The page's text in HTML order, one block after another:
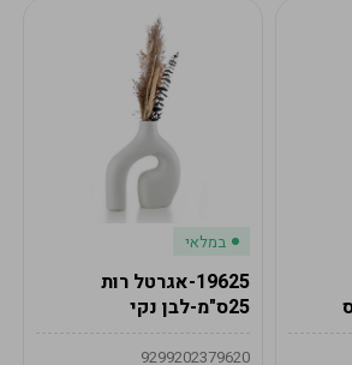
במלאי
19625-אגרטל רות
25ס"מ-לבן נקי
9299202379620